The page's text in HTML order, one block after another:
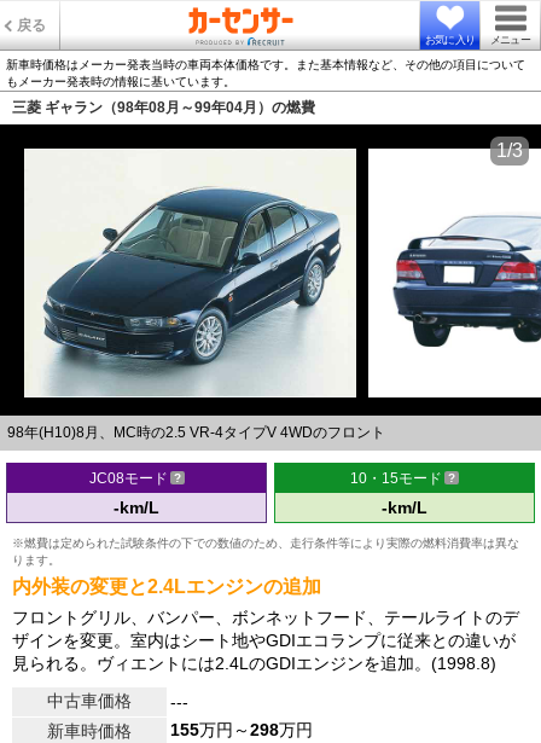
戻る
お気に入り メニュー
新車時価格はメーカー発表当時の車両本体価格です。また基本情報など、その他の項目について
もメーカー発表時の情報に基いています。
三菱 ギャラン（98年08月～99年04月）の燃費
98年(H10)8月、MC時の2.5 VR-4タイプV 4WDのフロント
1/3
JC08モード
-km/L
10・15モード
-km/L
※燃費は定められた試験条件の下での数値のため、走行条件等により実際の燃料消費率は異な
ります。
内外装の変更と2.4Lエンジンの追加
フロントグリル、バンパー、ボンネットフード、テールライトのデ
ザインを変更。室内はシート地やGDIエコランプに従来との違いが
見られる。ヴィエントには2.4LのGDIエンジンを追加。(1998.8)
中古車価格
---
新車時価格
155万円～298万円